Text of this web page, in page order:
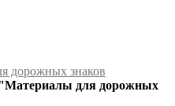
дорожных знаков
"Материалы для дорожных